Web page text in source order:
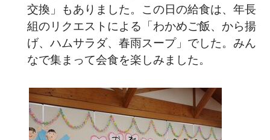
交換」もありました。この日の給食は、年長
組のリクエストによる「わかめご飯、から揚
げ、ハムサラダ、春雨スープ」でした。みん
なで集まって会食を楽しみました。